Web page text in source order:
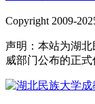
Copyright 2009-
声明：本站为湖
威部门公布的正